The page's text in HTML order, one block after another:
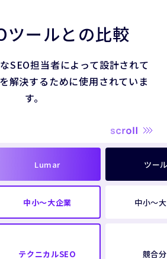
ツールとの比較
SEO担当者によって設計されて
解決するために使用されていま
す。
Lumar
中小～大企業
テクニカルSEO
ツー
中小～
競合